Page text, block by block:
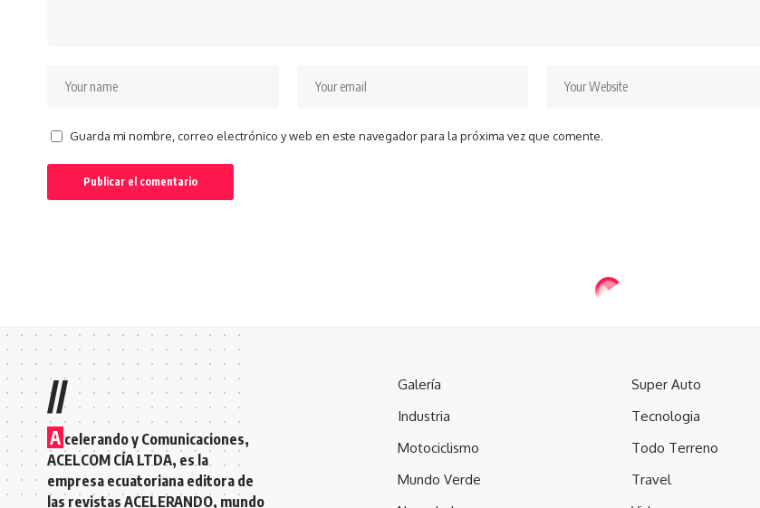
Guarda mi nombre, correo electrónico y web en este navegador para la próxima vez que comente.
//
A celerando y Comunicaciones,
ACELCOM CÍA LTDA, es la
empresa ecuatoriana editora de
las revistas ACELERANDO, mundo
Galería
Industria
Motociclismo
Mundo Verde
Super Auto
Tecnologia
Todo Terreno
Travel